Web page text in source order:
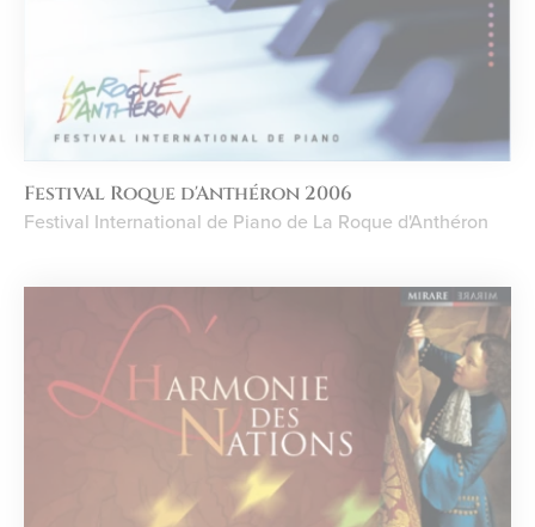
Festival Roque d'Anthéron 2006
Festival International de Piano de La Roque d'Anthéron